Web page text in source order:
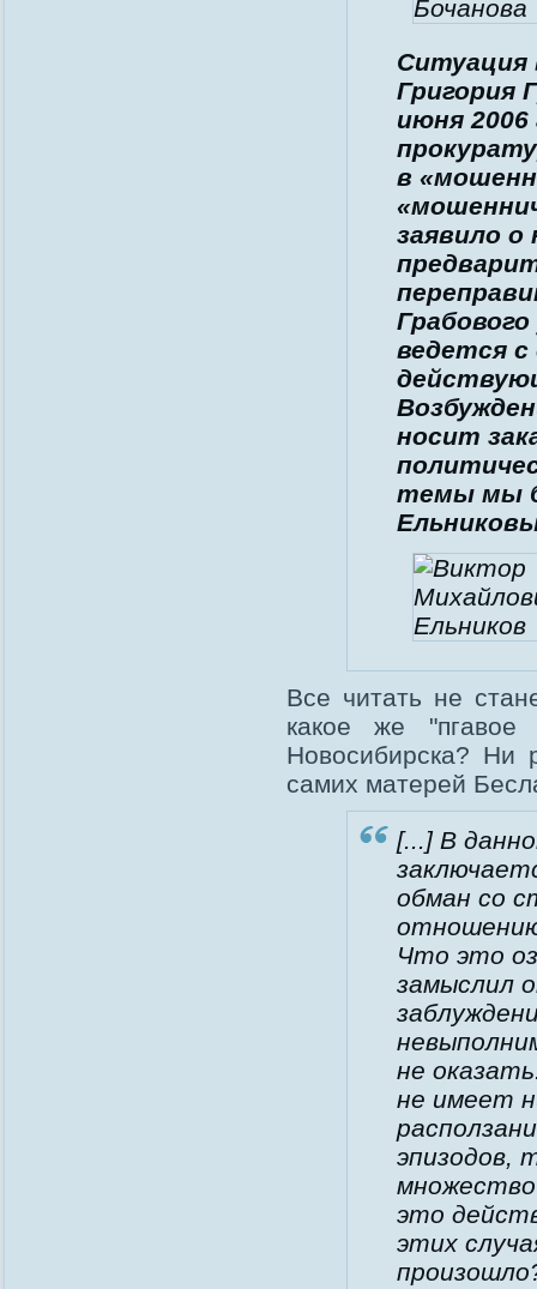
Ситуация
Григория
июня 2006
в
заявило о
ведется
носит
темы мы
Все читать не
какое же
Новосибирска? Ни
самих матерей
[...] В
обман со
Что это
замыслил
не
не имеет
эпизодов,
это
этих